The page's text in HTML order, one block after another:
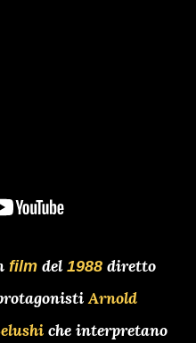
film del 1988 diretto
Arnold
che interpretano